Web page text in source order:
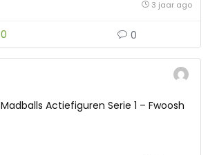
3 jaar ago
0 0
Madballs Actiefiguren Serie 1 – Fwoosh